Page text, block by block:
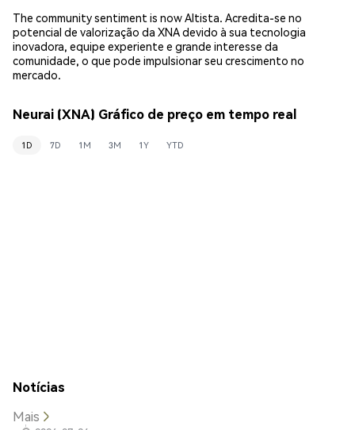
The community sentiment is now Altista. Acredita-se no
potencial de valorização da XNA devido à sua tecnologia
inovadora, equipe experiente e grande interesse da
comunidade, o que pode impulsionar seu crescimento no
mercado.
Neurai (XNA) Gráfico de preço em tempo real
1D 7D 1M 3M 1Y YTD
Notícias
Mais